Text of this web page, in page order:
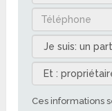
Ces informations